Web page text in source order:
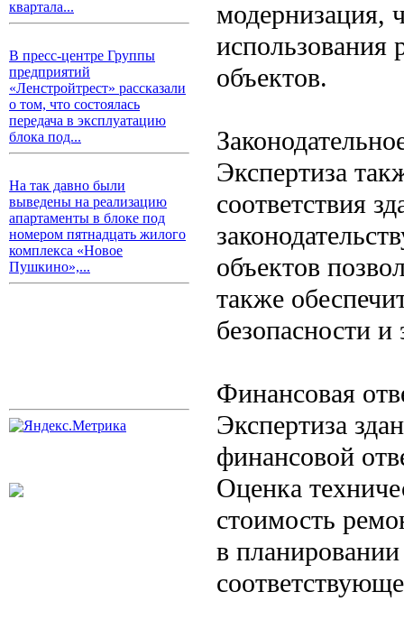
квартала...
В пресс-центре Группы
предприятий
«Ленстройтрест» рассказали
о том, что состоялась
передача в эксплуатацию
блока под...
На так давно были
выведены на реализацию
апартаменты в блоке под
номером пятнадцать жилого
комплекса «Новое
Пушкино»,...
модернизация,
использования
объектов.
Экспертиза
соответствия
объектов
также
безопасности и
Финансовая
Экспертиза
финансовой
Оценка
стоимость
в